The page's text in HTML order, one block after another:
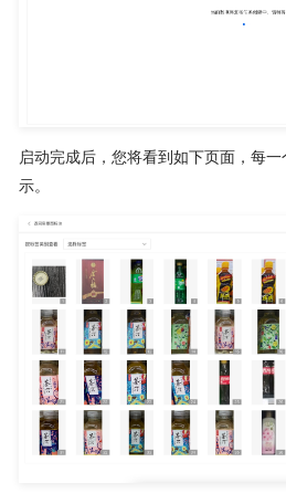
启动完成后，您将看到如下页面，每
示。